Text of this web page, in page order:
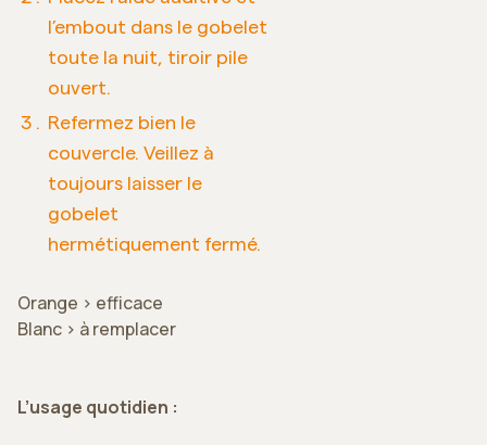
l’embout dans le gobelet
toute la nuit, tiroir pile
ouvert.
Refermez bien le
couvercle. Veillez à
toujours laisser le
gobelet
hermétiquement fermé.
Orange > efficace
Blanc > à remplacer
L’usage quotidien :